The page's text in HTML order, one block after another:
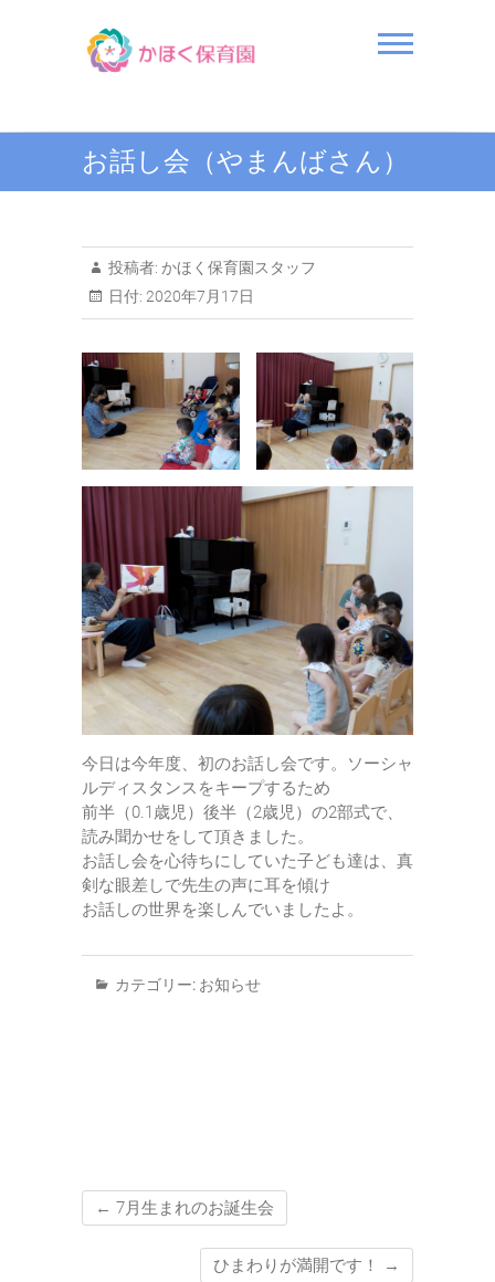
かほく保育園
お話し会（やまんばさん）
投稿者: かほく保育園スタッフ
日付: 2020年7月17日
今日は今年度、初のお話し会です。ソーシャ
ルディスタンスをキープするため
前半（0.1歳児）後半（2歳児）の2部式で、
読み聞かせをして頂きました。
お話し会を心待ちにしていた子ども達は、真
剣な眼差しで先生の声に耳を傾け
お話しの世界を楽しんでいましたよ。
カテゴリー: お知らせ
← 7月生まれのお誕生会
ひまわりが満開です！ →